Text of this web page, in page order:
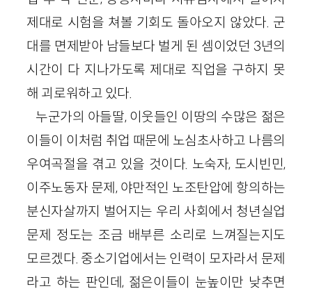
제대로 시험을 쳐볼 기회도 돌아오지 않았다. 군
대를 면제받아 남들보다 벌게 된 셈이었던 3년의
시간이 다 지나가도록 제대로 직업을 구하지 못
해 괴로워하고 있다.
누군가의 아들딸, 이웃들인 이땅의 수많은 젊은
이들이 이처럼 취업 때문에 노심초사하고 나름의
우여곡절을 겪고 있을 것이다. 노숙자, 도시빈민,
이주노동자 문제, 야만적인 노조탄압에 항의하는
분신자살까지 벌어지는 우리 사회에서 청년실업
문제 정도는 조금 배부른 소리로 느껴질는지도
모르겠다. 중소기업에서는 인력이 모자라서 문제
라고 하는 판인데, 젊은이들이 눈높이만 낮추면